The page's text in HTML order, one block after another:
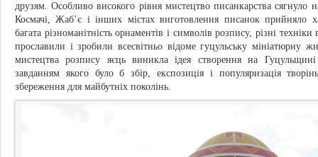
друзям. Особливо високого рівня мистецтво писанкарства сягнуло
Космачі, Жаб’є і інших містах виготовлення писанок прийняло
багата різноманітність орнаментів і символів розпису, різні
прославили і зробили всесвітньо відомe гуцульську мініатюрну
мистецтва розпису яєць виникла ідея створення на
завданням якого було б збір, експозиція і популяризація
збереження для майбутніх поколінь.